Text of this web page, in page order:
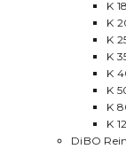
K
K
K
K
K
K
K
K
DiBO